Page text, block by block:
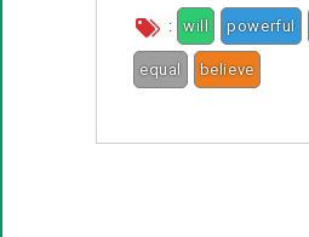
: will powerful
equal believe